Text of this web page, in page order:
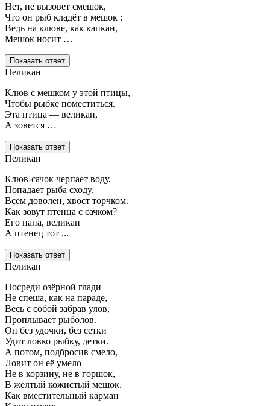
Нет, не вызовет смешок,
Что он рыб кладёт в мешок :
Ведь на клюве, как капкан,
Мешок носит …
Показать ответ
Пеликан
Клюв с мешком у этой птицы,
Чтобы рыбке поместиться.
Эта птица — великан,
А зовется …
Показать ответ
Пеликан
Клюв-сачок черпает воду,
Попадает рыба сходу.
Всем доволен, хвост торчком.
Как зовут птенца с сачком?
Его папа, великан
А птенец тот ...
Показать ответ
Пеликан
Посреди озёрной глади
Не спеша, как на параде,
Весь с собой забрав улов,
Проплывает рыболов.
Он без удочки, без сетки
Удит ловко рыбку, детки.
А потом, подбросив смело,
Ловит он её умело
Не в корзину, не в горшок,
В жёлтый кожистый мешок.
Как вместительный карман